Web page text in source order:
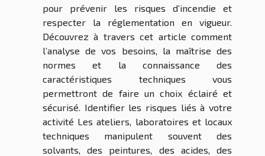
pour prévenir les risques d’incendie et
respecter la réglementation en vigueur.
Découvrez à travers cet article comment
l’analyse de vos besoins, la maîtrise des
normes et la connaissance des
caractéristiques techniques vous
permettront de faire un choix éclairé et
sécurisé. Identifier les risques liés à votre
activité Les ateliers, laboratoires et locaux
techniques manipulent souvent des
solvants, des peintures, des acides, des